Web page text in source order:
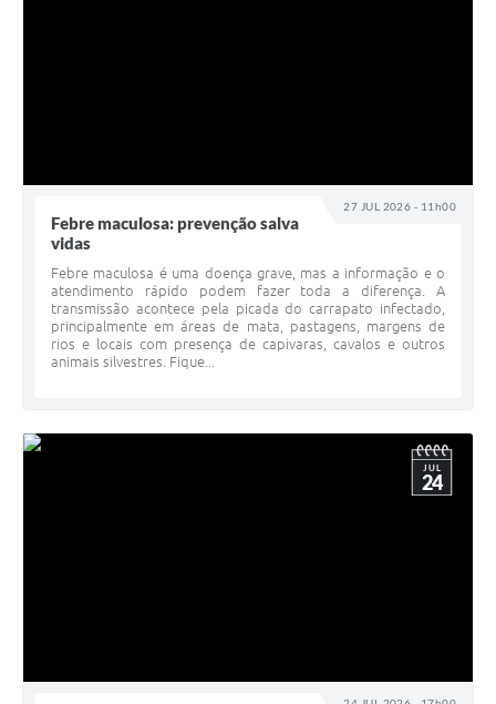
27 JUL 2026 - 11h00
Febre maculosa: prevenção salva
vidas
Febre maculosa é uma doença grave, mas a informação e o
atendimento rápido podem fazer toda a diferença. A
transmissão acontece pela picada do carrapato infectado,
principalmente em áreas de mata, pastagens, margens de
rios e locais com presença de capivaras, cavalos e outros
animais silvestres. Fique...
JUL
24